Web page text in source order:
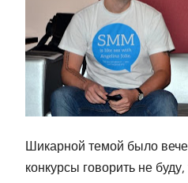
Шикарной темой было
конкурсы говорить не